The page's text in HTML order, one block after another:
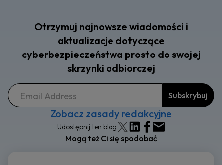
Otrzymuj najnowsze wiadomości i
aktualizacje dotyczące
cyberbezpieczeństwa prosto do swojej
skrzynki odbiorczej
Zobacz zasady redakcyjne
Udostępnij ten blog
Mogą też Ci się spodobać